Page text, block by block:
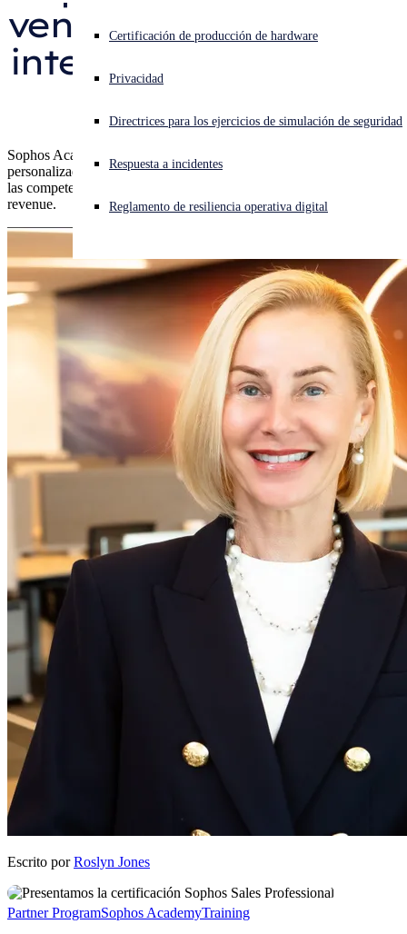
¿Está sufriendo un ciberataque? Obtenga ayuda ahora mismo
Iniciar sesión
Open language switcher
Certificación de producción de hardware
Privacidad
Directrices para los ejercicios de simulación de seguridad
Respuesta a incidentes
Reglamento de resiliencia operativa digital
vender de forma más
inteligente y acelerar
el crecimiento
Sophos Academy ya está disponible con una experiencia moderna y
personalizada, diseñada para desarrollar capacidades, perfeccionar
las competencias comerciales y técnicas, y acelerar el time-to-
revenue.
Escrito por Roslyn Jones
Partner ProgramSophos AcademyTraining